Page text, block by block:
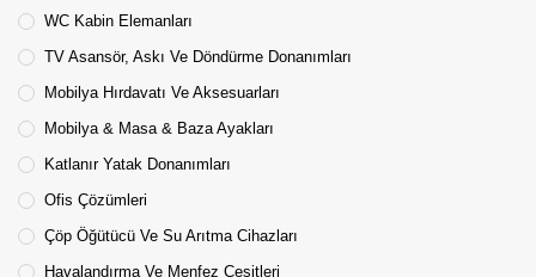
WC Kabin Elemanları
TV Asansör, Askı Ve Döndürme Donanımları
Mobilya Hırdavatı Ve Aksesuarları
Mobilya & Masa & Baza Ayakları
Katlanır Yatak Donanımları
Ofis Çözümleri
Çöp Öğütücü Ve Su Arıtma Cihazları
Havalandırma Ve Menfez Çeşitleri